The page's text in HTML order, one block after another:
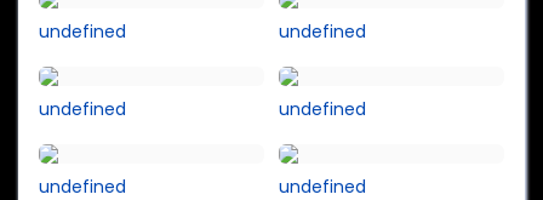
undefined undefined
undefined undefined
undefined undefined